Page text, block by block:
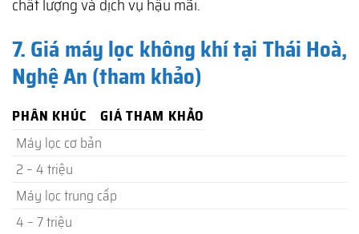
7. Giá máy lọc không khí tại Thái Hoà,
Nghệ An (tham khảo)
PHÂN KHÚC
GIÁ THAM KHẢO
Máy lọc cơ bản
2 – 4 triệu
Máy lọc trung cấp
4 – 7 triệu